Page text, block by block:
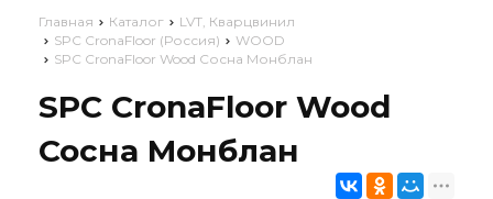
Главная Каталог
LVT, Кварцвинил
SPC CronaFloor (Россия)
WOOD
SPC CronaFloor Wood Сосна Монблан
SPC CronaFloor Wood
Сосна Монблан